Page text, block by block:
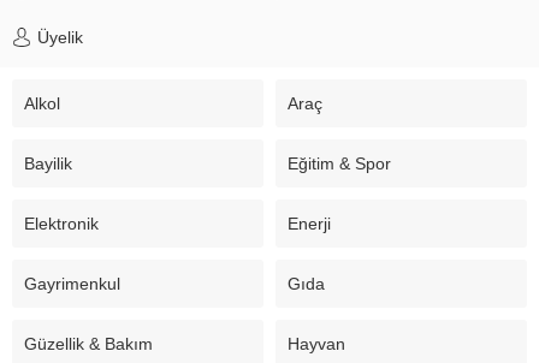
Üyelik
Alkol Araç
Bayilik Eğitim & Spor
Elektronik Enerji
Gayrimenkul Gıda
Güzellik & Bakım Hayvan